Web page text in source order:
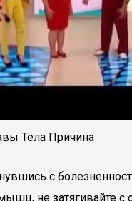
Тела Причина
с
не затягивайте с